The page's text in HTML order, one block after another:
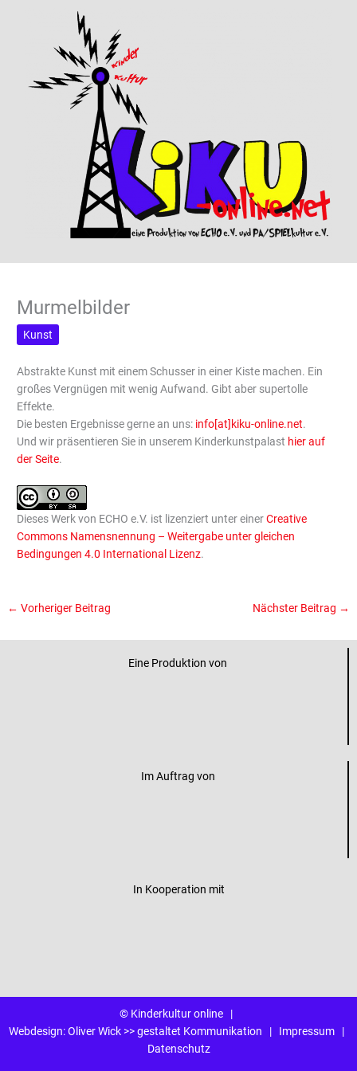
Murmelbilder
Kunst
Abstrakte Kunst mit einem Schusser in einer Kiste machen. Ein
großes Vergnügen mit wenig Aufwand. Gibt aber supertolle
Effekte.
Die besten Ergebnisse gerne an uns: info[at]kiku-online.net.
Und wir präsentieren Sie in unserem Kinderkunstpalast hier auf
der Seite.
Dieses Werk von ECHO e.V. ist lizenziert unter einerCreative
Commons Namensnennung – Weitergabe unter gleichen
Bedingungen 4.0 International Lizenz.
← Vorheriger Beitrag Nächster Beitrag →
Eine Produktion von
Im Auftrag von
In Kooperation mit
© Kinderkultur online |
Webdesign:Oliver Wick >> gestaltet Kommunikation | Impressum|
Datenschutz